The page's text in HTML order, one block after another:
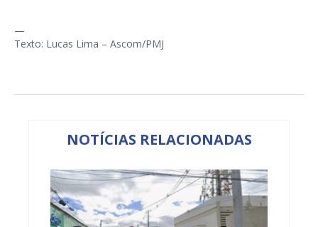
—
Texto: Lucas Lima – Ascom/PMJ
NOTÍCIAS RELACIONADAS